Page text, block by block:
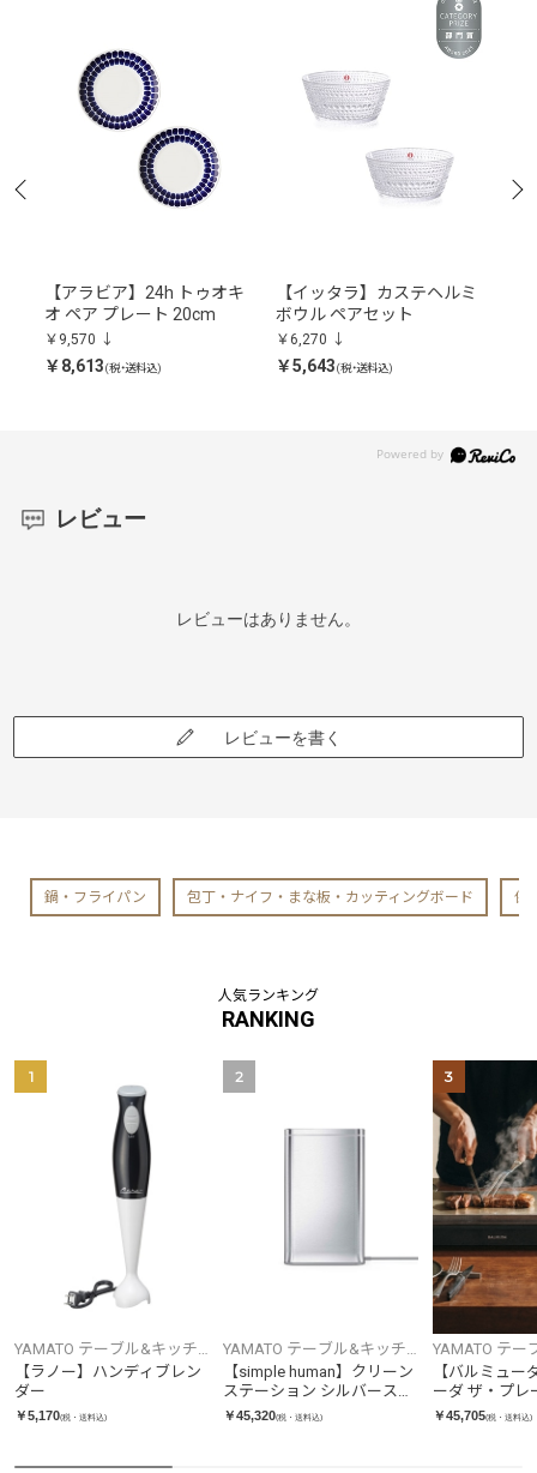
【アラビア】24h トゥオキ
オ ペア プレート 20cm
￥9,570
￥8,613(税・送料込)
【イッタラ】カステヘルミ
ボウル ペアセット
￥6,270
￥5,643(税・送料込)
レビュー
レビューはありません。
レビューを書く
鍋・フライパン 包丁・ナイフ・まな板・カッティングボード 保
人気ランキング
RANKING
1
YAMATO テーブル&キッチ
ン
【ラノー】ハンディブレン
ダー
￥5,170(税・送料込)
2
YAMATO テーブル&キッチ
ン
【simple human】クリーン
ステーション シルバーステ
ンレス ST4000
￥45,320(税・送料込)
3
YAMATO テー
ン
【バルミュー
ーダ ザ・プレ
K10A-BK
￥45,705(税・送料込)